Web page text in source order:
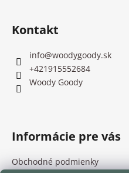
Kontakt
info@woodygoody.sk
+421915552684
Woody Goody
Informácie pre vás
Obchodné podmienky